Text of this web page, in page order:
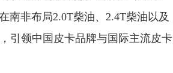
南非布局2.0T柴油、2.4T柴油以及
引领中国皮卡品牌与国际主流皮卡